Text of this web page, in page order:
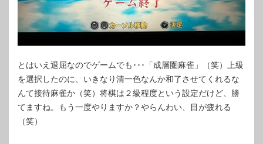
とはいえ退屈なのでゲームでも･･･「成層圏麻雀」（笑）上級
を選択したのに、いきなり清一色なんか和了させてくれるな
んて接待麻雀か（笑）将棋は２級程度という設定だけど、勝
てますね。もう一度やりますか？やらんわい、目が疲れる
（笑）